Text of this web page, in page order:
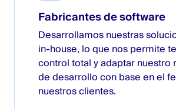
Fabricantes de software
Desarrollamos nuestras
in-house, lo que nos permite
control total y adaptar nuestro
de desarrollo con base en el
nuestros clientes.